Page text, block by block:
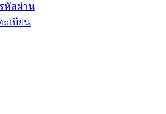
หัสผ่าน
ะเบียน